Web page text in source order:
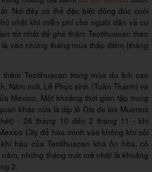
Nơi đây có thể đặc biệt đông đúc cuối
nhật khi miễn phí cho người dân và cư
tốt nhất để ghé thăm Teotihuacan theo
là vào những tháng mùa thấp điểm (tháng
Teotihuacan trong mùa du lịch cao
Năm mới, Lễ Phục sinh (Tuần Thánh) và
Mexico. Một khoảng thời gian tập trung
khác nữa là dịp lễ Dia de los Muertos
- 26 tháng 10 đến 2 tháng 11 - khi
City để hòa mình vào không khí sôi
hậu của Teotihuacan khá ôn hòa, có
những tháng mát mẻ nhất là khoảng
2.